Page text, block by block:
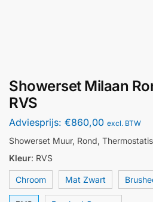
Showerset Milaan
RVS
Adviesprijs: €860,00 excl. BTW
Showerset Muur, Rond,
Kleur: RVS
Chroom Mat Zwart